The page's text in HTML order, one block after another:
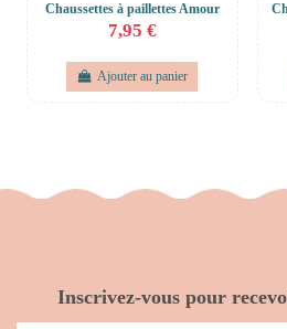
Chaussettes à paillettes Amour
7,95 €
Ajouter au panier
Inscrivez-vous pour